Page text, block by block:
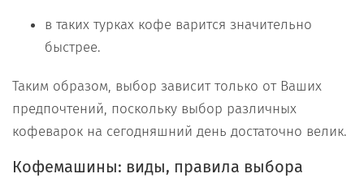
в таких турках кофе варится значительно
быстрее.
Таким образом, выбор зависит только от Ваших
предпочтений, поскольку выбор различных
кофеварок на сегодняшний день достаточно велик.
Кофемашины: виды, правила выбора